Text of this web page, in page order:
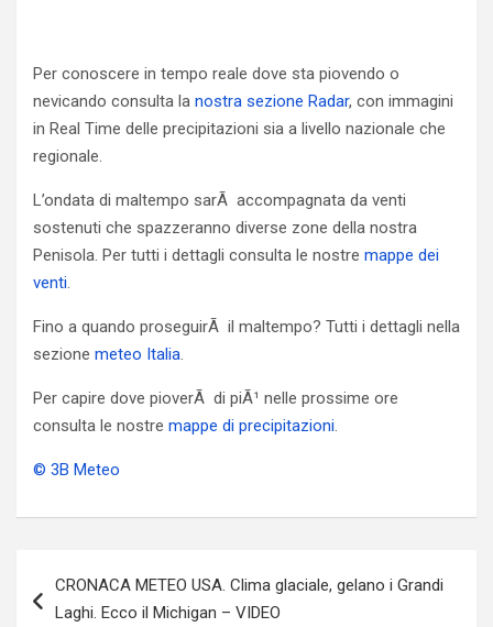
Per conoscere in tempo reale dove sta piovendo o
nevicando consulta la nostra sezione Radar, con immagini
in Real Time delle precipitazioni sia a livello nazionale che
regionale.
L’ondata di maltempo sarÃ accompagnata da venti
sostenuti che spazzeranno diverse zone della nostra
Penisola. Per tutti i dettagli consulta le nostre mappe dei
venti.
Fino a quando proseguirÃ il maltempo? Tutti i dettagli nella
sezione meteo Italia.
Per capire dove pioverÃ di piÃ¹ nelle prossime ore
consulta le nostre mappe di precipitazioni.
© 3B Meteo
articoli
CRONACA METEO USA. Clima glaciale, gelano i Grandi
Laghi. Ecco il Michigan – VIDEO